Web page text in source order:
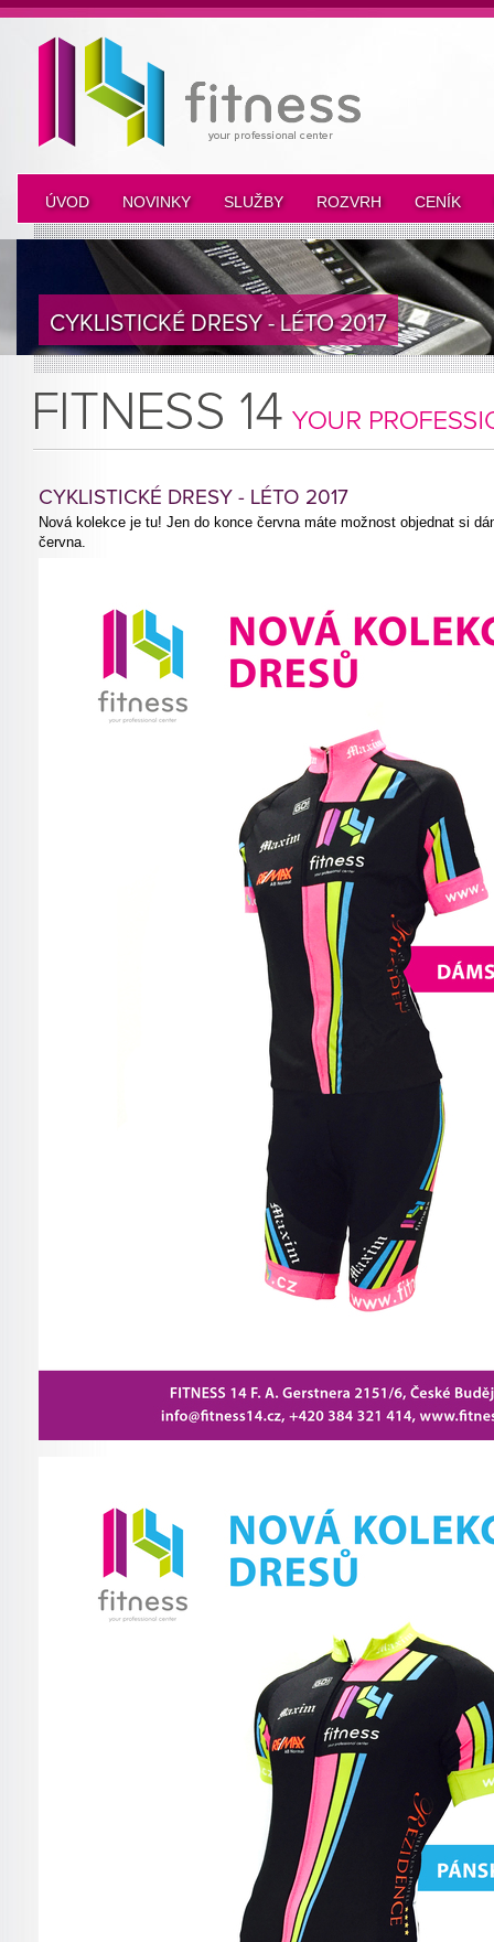
ÚVOD NOVINKY SLUŽBY ROZVRH CENÍK
CYKLISTICKÉ DRESY - LÉTO 2017
CYKLISTICKÉ DRESY - LÉTO 2017
Nová kolekce je tu! Jen do konce června máte možnost objednat si
června.